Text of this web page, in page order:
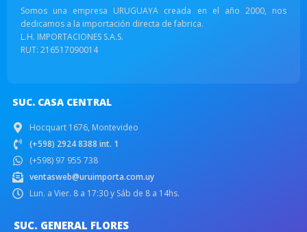
Somos una empresa URUGUAYA creada en el año 2000, nos
dedicamos a la importación directa de fabrica.
L.H. IMPORTACIONES S.A.S.
RUT: 216517090014
SUC. CASA CENTRAL
Hocquart 1676, Montevideo
(+598) 2924 8388 int. 1
(+598) 97 955 738
ventasweb@uruimporta.com.uy
Lun. a Vier. 8 a 17:30 y Sáb de 8 a 14hs.
SUC. GENERAL FLORES